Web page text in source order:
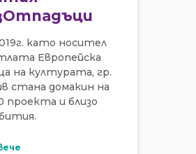
като носител
Европейска
на културата, гр.
стана домакин на
проекта и близо